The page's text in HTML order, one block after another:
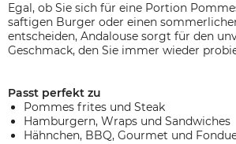
Egal, ob Sie sich für eine Portion
saftigen Burger oder einen
entscheiden, Andalouse sorgt für den
Geschmack, den Sie immer wieder
Passt perfekt zu
Pommes frites und Steak
Hamburgern, Wraps und Sandwiches
Hähnchen, BBQ, Gourmet und